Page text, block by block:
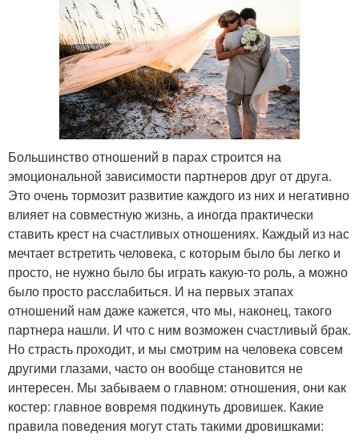
Большинство отношений в парах строится на
эмоциональной зависимости партнеров друг от друга.
Это очень тормозит развитие каждого из них и негативно
влияет на совместную жизнь, а иногда практически
ставить крест на счастливых отношениях. Каждый из нас
мечтает встретить человека, с которым было бы легко и
просто, не нужно было бы играть какую-то роль, а можно
было просто расслабиться. И на первых этапах
отношений нам даже кажется, что мы, наконец, такого
партнера нашли. И что с ним возможен счастливый брак.
Но страсть проходит, и мы смотрим на человека совсем
другими глазами, часто он вообще становится не
интересен. Мы забываем о главном: отношения, они как
костер: главное вовремя подкинуть дровишек. Какие
правила поведения могут стать такими дровишками: